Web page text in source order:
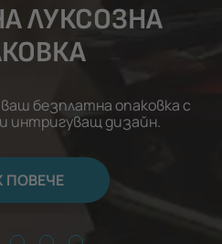
ЛУКСОЗНА
безплатна опаковка с
интригуващ дизайн.
ПОВЕЧЕ